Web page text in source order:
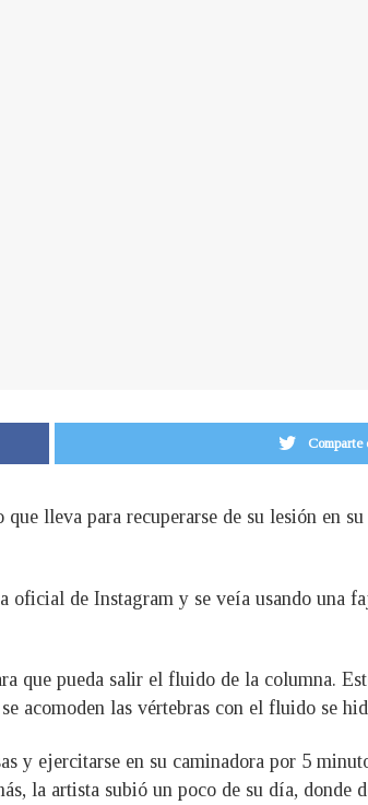
lleva para recuperarse de su lesión en
oficial de Instagram y se veía usando una
que pueda salir el fluido de la columna.
acomoden las vértebras con el fluido se
y ejercitarse en su caminadora por 5
la artista subió un poco de su día, donde